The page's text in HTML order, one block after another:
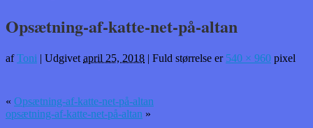
Opsætning-af-katte-net-på-altan
af Toni | Udgivet april 25, 2018 | Fuld størrelse er 540 × 960 pixel
« Opsætning-af-katte-net-på-altan
opsætning-af-katte-net-på-altan »